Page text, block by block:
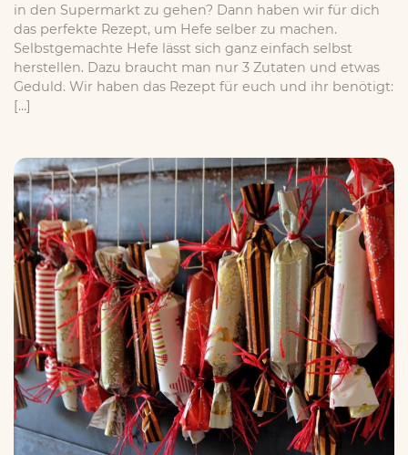
in den Supermarkt zu gehen? Dann haben wir für dich
das perfekte Rezept, um Hefe selber zu machen.
Selbstgemachte Hefe lässt sich ganz einfach selbst
herstellen. Dazu braucht man nur 3 Zutaten und etwas
Geduld. Wir haben das Rezept für euch und ihr benötigt:
[…]